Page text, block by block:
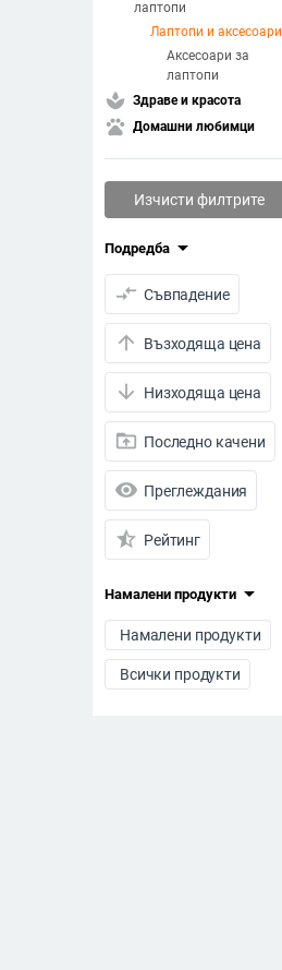
лаптопи
Лаптопи и аксесоари
Аксесоари за
лаптопи
spa Здраве и красота
pets Домашни любимци
Изчисти филтрите
Подредба arrow_drop_down
compare_arrows Съвпадение
arrow_upward Възходяща цена
arrow_downward Низходяща цена
drive_folder_upload Последно качени
visibility Преглеждания
star_half Рейтинг
Намалени продукти arrow_drop_down
Намалени продукти
Всички продукти